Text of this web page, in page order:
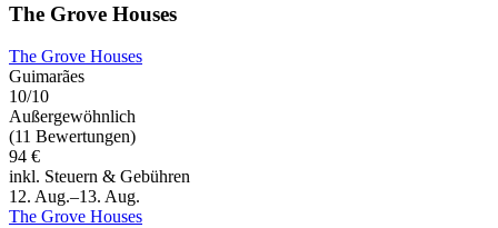
The Grove Houses
The Grove Houses
Guimarães
10/10
Außergewöhnlich
(11 Bewertungen)
94 €
inkl. Steuern & Gebühren
12. Aug.–13. Aug.
The Grove Houses